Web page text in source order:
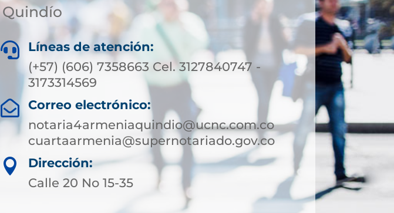
Quindío

Líneas de atención:
(+57) (606) 7358663 Cel. 3127840747 -
3173314569

Correo electrónico:
notaria4armeniaquindio@ucnc.com.co
cuartaarmenia@supernotariado.gov.co

Dirección:
Calle 20 No 15-35